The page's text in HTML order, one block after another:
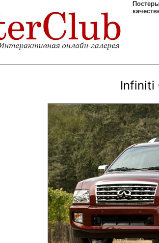
Infiniti